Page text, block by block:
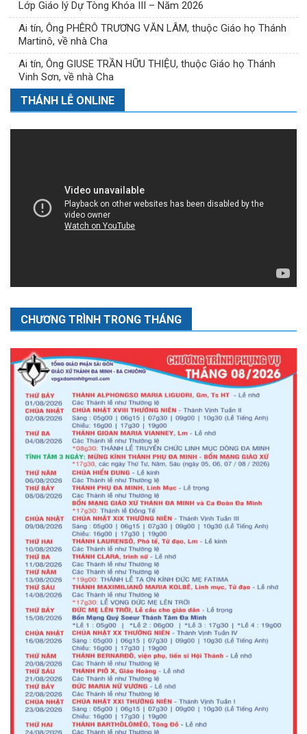
Lớp Giáo lý Dự Tòng Khóa III – Năm 2026
Ai tín, Ông PHÊRÔ TRƯƠNG VĂN LÂM, thuộc Giáo họ Thánh
Martinô, về nhà Cha
Ai tín, Ông GIUSE TRẦN HỮU THIỆU, thuộc Giáo họ Thánh
Vinh Sơn, về nhà Cha
THÁNH LỄ ONLINE
CHƯƠNG TRÌNH TRONG THÁNG